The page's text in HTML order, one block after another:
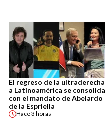
El regreso de la ultraderecha
a Latinoamérica se consolida
con el mandato de Abelardo
de la Espriella
Hace3 horas